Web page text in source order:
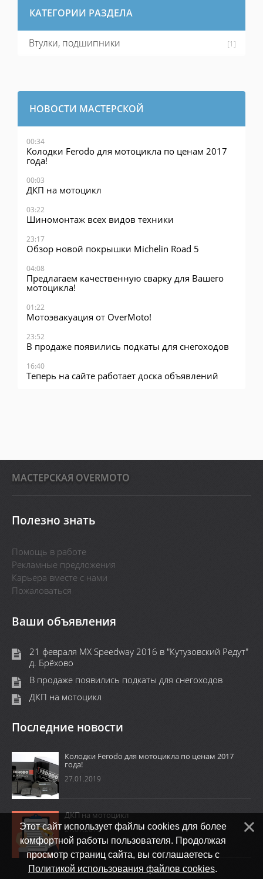
КАТЕГОРИИ РАЗДЕЛА
Втулки, подшипники [1]
НОВОСТИ МАСТЕРСКОЙ
00:34
Колодки Ferodo для мотоцикла по ценам 2017
года!
00:03
ДКП на мотоцикл
03:22
Шиномонтаж всех видов техники
23:17
Обзор новой покрышки Michelin Road 5
04:08
Предлагаем качественную сварку для Вашего
мотоцикла!
01:22
Мотоэвакуация от OverMoto!
23:52
В продаже появились подкаты для снегоходов
16:40
Теперь на сайте работает доска объявлений
MАСТЕРСКАЯ OVERMOTO
Полезно знать
Помощь в работе
Рекламные предложения
Карьера вместе с нами
Пожаловаться
Ваши объявления
21 февраля MX Speedway 2016 в "Кутузовский Редут"
д. Брёхово
В продаже появились подкаты для снегоходов
ДКП на мотоцикл
Последние новости
Колодки Ferodo для мотоцикла по ценам 2017
года!
27.01.2019
ДКП на мотоцикл
27.01.2019
Этот сайт использует файлы cookies для более
комфортной работы пользователя. Продолжая
просмотр страниц сайта, вы соглашаетесь с
Политикой использования файлов cookies.